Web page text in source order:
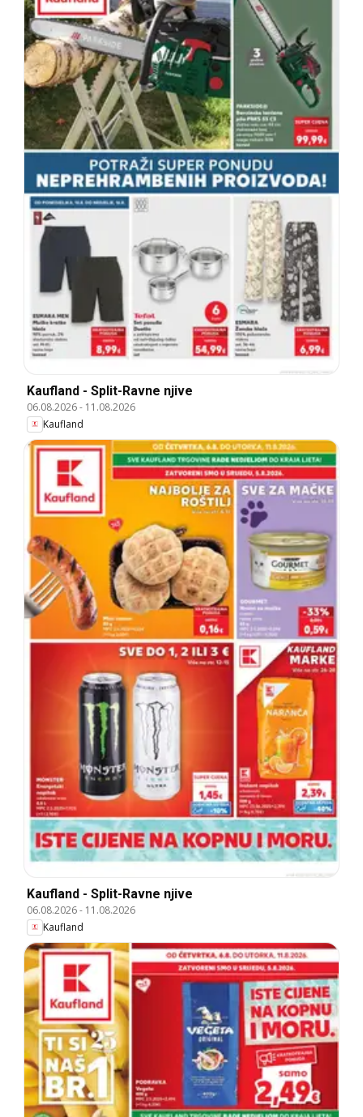
Kaufland - Split-Ravne njive
06.08.2026- 11.08.2026
Kaufland
Kaufland - Split-Ravne njive
06.08.2026- 11.08.2026
Kaufland